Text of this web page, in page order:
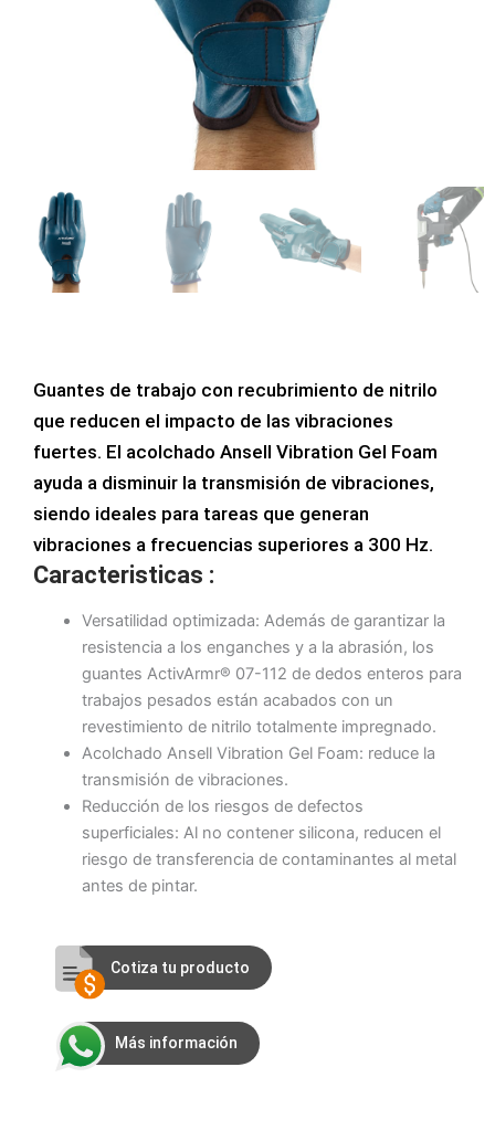
Guantes de trabajo con recubrimiento de nitrilo
que reducen el impacto de las vibraciones
fuertes. El acolchado Ansell Vibration Gel Foam
ayuda a disminuir la transmisión de vibraciones,
siendo ideales para tareas que generan
vibraciones a frecuencias superiores a 300 Hz.
Caracteristicas :
Versatilidad optimizada: Además de garantizar la
resistencia a los enganches y a la abrasión, los
guantes ActivArmr® 07-112 de dedos enteros para
trabajos pesados están acabados con un
revestimiento de nitrilo totalmente impregnado.
Acolchado Ansell Vibration Gel Foam: reduce la
transmisión de vibraciones.
Reducción de los riesgos de defectos
superficiales: Al no contener silicona, reducen el
riesgo de transferencia de contaminantes al metal
antes de pintar.
Cotiza tu producto
Más información